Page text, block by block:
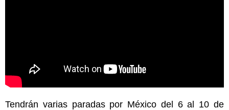
Tendrán varias paradas por México del 6 al 10 de